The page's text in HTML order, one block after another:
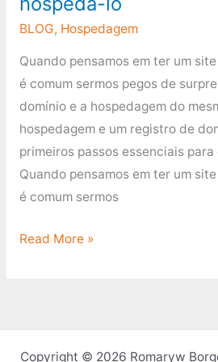
BLOG, Hospedagem
Quando pensamos em ter um
é comum sermos pegos de
domínio e a hospedagem do
hospedagem e um registro de
primeiros passos essenciais
Quando pensamos em ter um
é comum sermos
Read More »
Copyright © 2026 Romaryw